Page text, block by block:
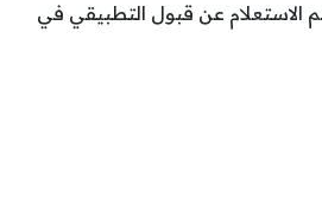
الاستعلام عن قبول التطبيقي في